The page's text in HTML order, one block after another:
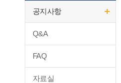
공지사항
Q&A
FAQ
자료실